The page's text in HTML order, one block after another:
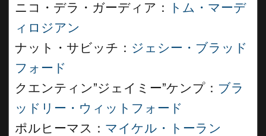
ニコ・デラ・ガーディア：
トム・マーデ
ィロジアン
ナット・サビッチ： ジェシー・ブラッド
フォード
クエンティン”ジェイミー”ケンプ： ブラ
ッドリー・ウィットフォード
ポルヒーマス： マイケル・トーラン